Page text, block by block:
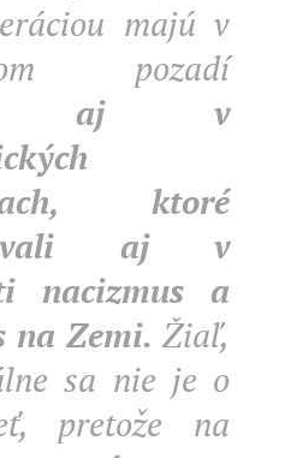
majú v
pozadí
aj v
ktoré
aj v
nacizmus a
na Zemi. Žiaľ,
sa nie je o
pretože na